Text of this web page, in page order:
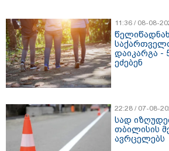
11:36 / 08-08-
დაიკარგა -
ეძებენ
22:28 / 07-08-
სად
თბილისის
ავრცელებს